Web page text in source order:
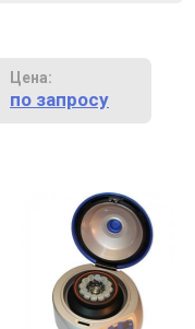
Цена:
по запросу